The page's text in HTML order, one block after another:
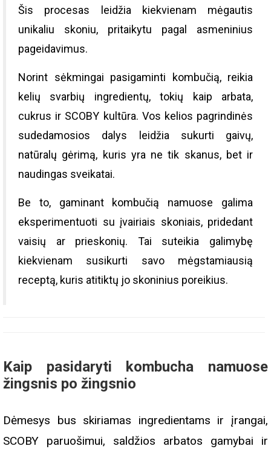
Šis procesas leidžia kiekvienam mėgautis
unikaliu skoniu, pritaikytu pagal asmeninius
pageidavimus.
Norint sėkmingai pasigaminti kombučią, reikia
kelių svarbių ingredientų, tokių kaip arbata,
cukrus ir SCOBY kultūra. Vos kelios pagrindinės
sudedamosios dalys leidžia sukurti gaivų,
natūralų gėrimą, kuris yra ne tik skanus, bet ir
naudingas sveikatai.
Be to, gaminant kombučią namuose galima
eksperimentuoti su įvairiais skoniais, pridedant
vaisių ar prieskonių. Tai suteikia galimybę
kiekvienam susikurti savo mėgstamiausią
receptą, kuris atitiktų jo skoninius poreikius.
Kaip pasidaryti kombucha namuose
žingsnis po žingsnio
Dėmesys bus skiriamas ingredientams ir įrangai,
SCOBY paruošimui, saldžios arbatos gamybai ir